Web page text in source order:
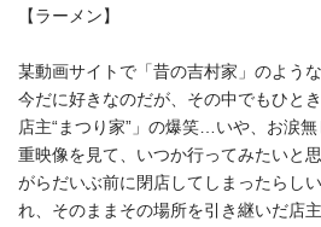
【ラーメン】
某動画サイトで「昔の吉村家」のよう
今だに好きなのだが、その中でもひと
店主“まつり家”」の爆笑…いや、お涙
重映像を見て、いつか行ってみたいと
がらだいぶ前に閉店してしまったらし
れ、そのままその場所を引き継いだ店